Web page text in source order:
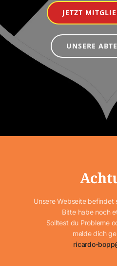
JETZT
UNSERE
Unsere Webseite befindet
Bitte habe noch
Solltest du Probleme
melde dich
ricardo-